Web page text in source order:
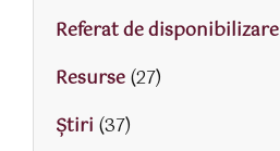
Referat de disponibilizare
Resurse(27)
Știri (37)